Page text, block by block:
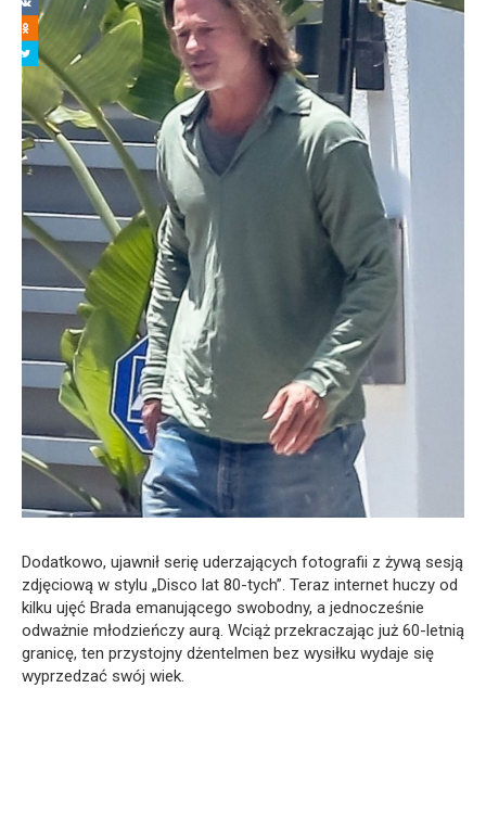
Dodatkowo, ujawnił serię uderzających fotografii z żywą sesją
zdjęciową w stylu „Disco lat 80-tych”. Teraz internet huczy od
kilku ujęć Brada emanującego swobodny, a jednocześnie
odważnie młodzieńczy aurą. Wciąż przekraczając już 60-letnią
granicę, ten przystojny dżentelmen bez wysiłku wydaje się
wyprzedzać swój wiek.